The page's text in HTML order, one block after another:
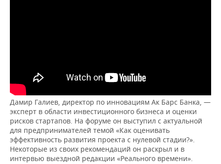
Дамир Галиев, директор по инновациям Ак Барс Банка, —
эксперт в области инвестиционного бизнеса и оценки
рисков стартапов. На форуме он выступил с актуальной
для предпринимателей темой «Как оценивать
эффективность развития проекта с нулевой стадии?».
Некоторые из своих рекомендаций он раскрыл и в
интервью выездной редакции «Реального времени».